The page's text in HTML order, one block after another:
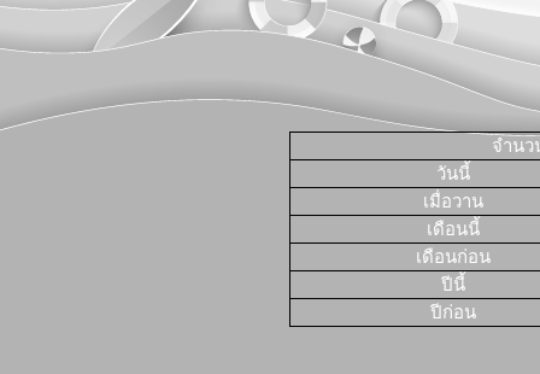
จำนว
วันนี้
เมื่อวาน
เดือนนี้
เดือนก่อน
ปีนี้
ปีก่อน